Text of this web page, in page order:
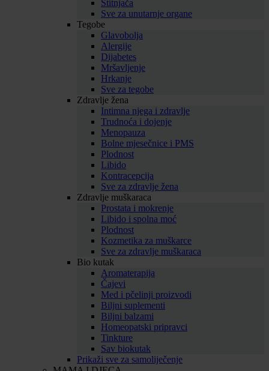
Štitnjača
Sve za unutarnje organe
Tegobe
Glavobolja
Alergije
Dijabetes
Mršavljenje
Hrkanje
Sve za tegobe
Zdravlje žena
Intimna njega i zdravlje
Trudnoća i dojenje
Menopauza
Bolne mjesečnice i PMS
Plodnost
Libido
Kontracepcija
Sve za zdravlje žena
Zdravlje muškaraca
Prostata i mokrenje
Libido i spolna moć
Plodnost
Kozmetika za muškarce
Sve za zdravlje muškaraca
Bio kutak
Aromaterapija
Čajevi
Med i pčelinji proizvodi
Biljni suplementi
Biljni balzami
Homeopatski pripravci
Tinkture
Sav biokutak
Prikaži sve za samoliječenje